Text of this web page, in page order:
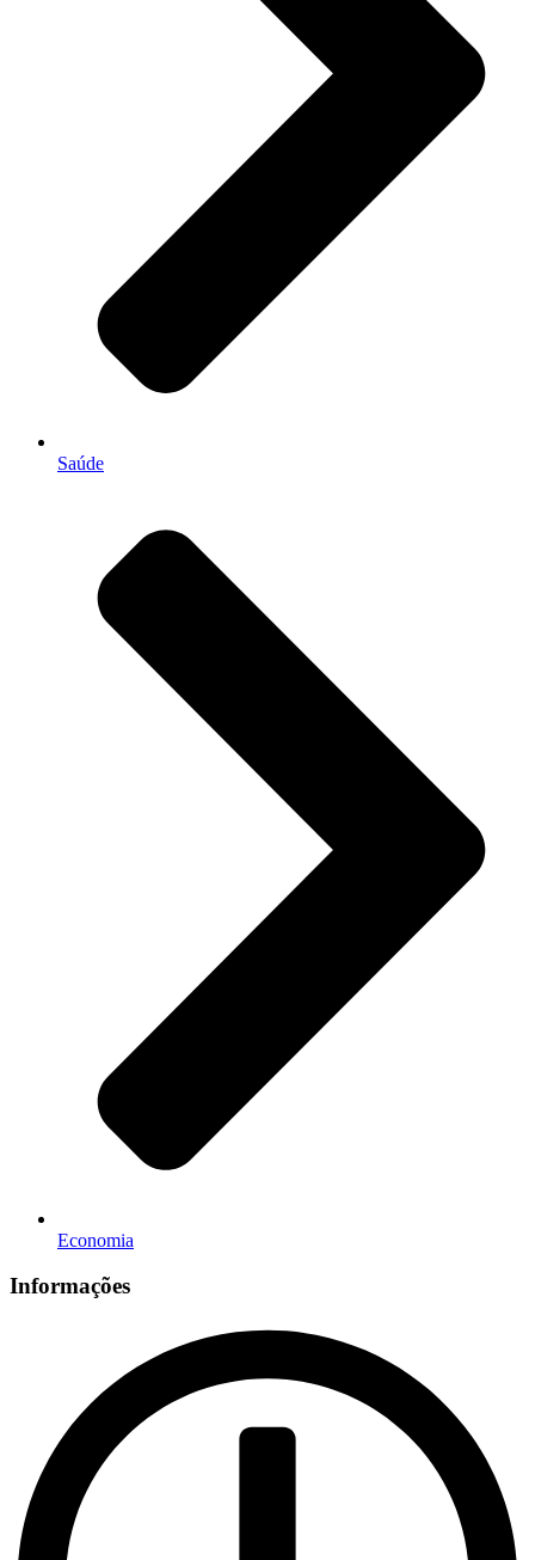
Saúde
Economia
Informações